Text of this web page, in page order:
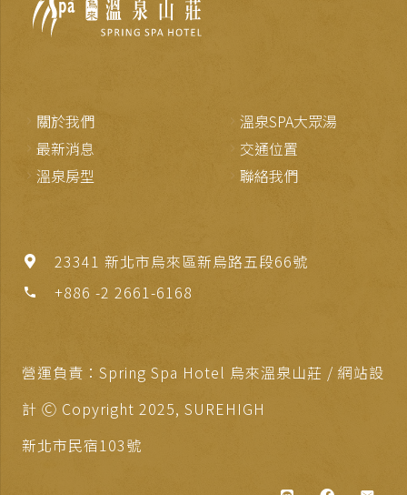
關於我們
最新消息
溫泉房型
溫泉SPA大眾湯
交通位置
聯絡我們
23341 新北市烏來區新烏路五段66號
phone +886 -2 2661-6168
營運負責：Spring Spa Hotel 烏來溫泉山莊 / 網站設
計 Ⓒ Copyright 2025, SUREHIGH
新北市民宿103號